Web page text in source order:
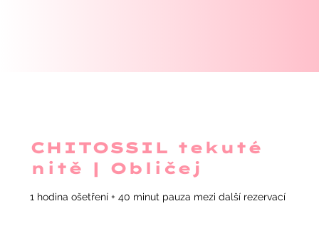
CHITOSSIL tekuté
nitě | Obličej
1 hodina ošetření + 40 minut pauza mezi další rezervací